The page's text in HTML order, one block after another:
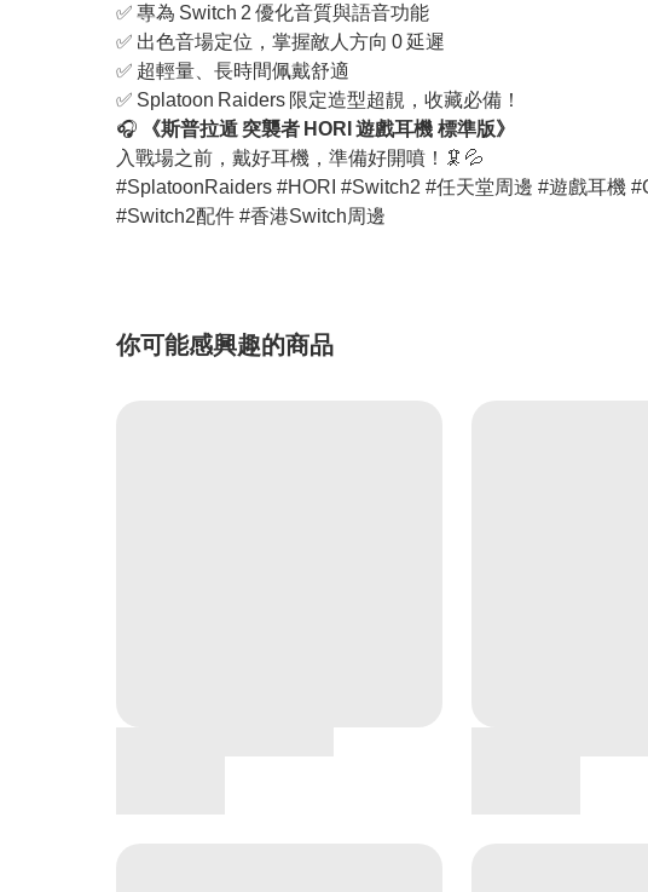
✅ 專為 Switch 2 優化音質與語音功能
✅ 出色音場定位，掌握敵人方向 0 延遲
✅ 超輕量、長時間佩戴舒適
✅ Splatoon Raiders 限定造型超靚，收藏必備！
🎧
《斯普拉遁 突襲者 HORI 遊戲耳機 標準版》
入戰場之前，戴好耳機，準備好開噴！🦑💦
#SplatoonRaiders #HORI #Switch2 #任天堂周邊 #遊戲耳機
#Switch2配件 #香港Switch周邊
你可能感興趣的商品